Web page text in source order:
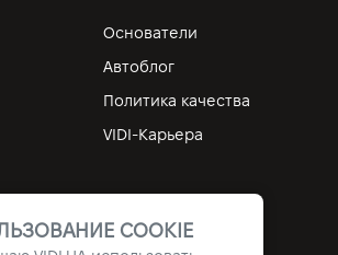
Основатели
Автоблог
Политика качества
VIDI-Карьера
COOKIE